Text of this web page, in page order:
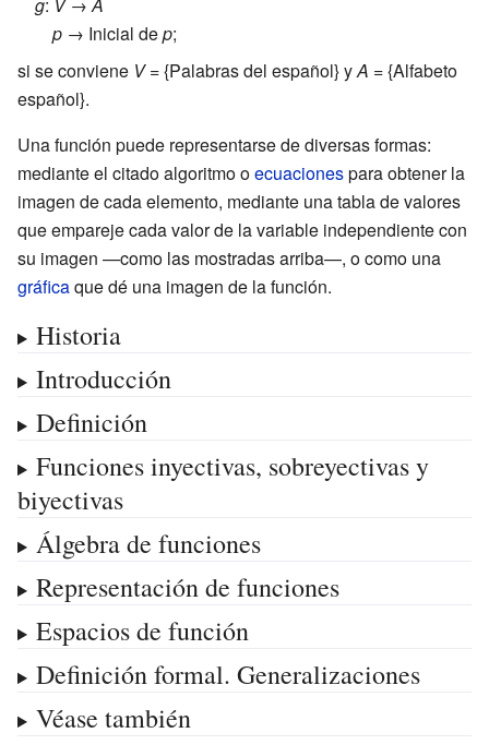
{N} }
g: V → A
p → Inicial dep;
si se conviene V= {Palabras del español} yA = {Alfabeto
español}.
Una función puede representarse de diversas formas:
mediante el citado algoritmo oecuacionespara obtener la
imagen de cada elemento, mediante una tabla de valores
que empareje cada valor de la variable independiente con
su imagen —como las mostradas arriba—, o como una
gráficaque dé una imagen de la función.
Historia
Introducción
Definición
Funciones inyectivas, sobreyectivas y
biyectivas
Álgebra de funciones
Representación de funciones
Espacios de función
Definición formal. Generalizaciones
Véase también